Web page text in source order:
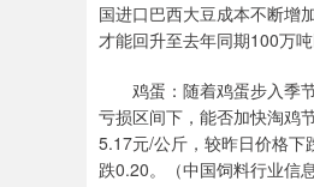
国进口巴西大豆成本不断增
才能回升至去年同期100万
鸡蛋：随着鸡蛋步入季节
亏损区间下，能否加快淘鸡
5.17元/公斤，较昨日价格
跌0.20。（中国饲料行业信息